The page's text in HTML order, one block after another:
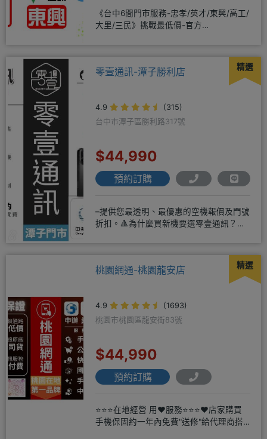
《台中6間門市服務-忠孝/英才/東興/高工/
大里/三民》挑戰最低價-官方
精選
零壹通訊-潭子勝利店
4.9
(315)
台中市潭子區勝利路317號
$44,990
預約訂購
–提供您最透明、最優惠的空機報價及門號
折扣。🔺為什麼買新機要選零壹通訊？
精選
桃園網通-桃園龍安店
4.9
(1693)
桃園市桃園區龍安街83號
$44,990
預約訂購
⭐⭐⭐在地經營 用❤️服務⭐⭐⭐❤️店家購買
手機保固約一年內免費"送修"給代理商搭